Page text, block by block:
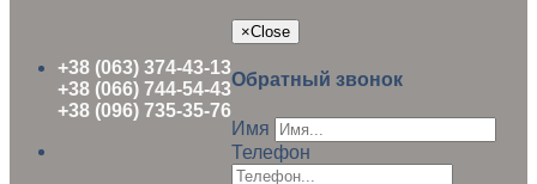
+38 (063) 374-43-13
+38 (066) 744-54-43
+38 (096) 735-35-76
×Close
Обратный звонок
Имя
Телефон